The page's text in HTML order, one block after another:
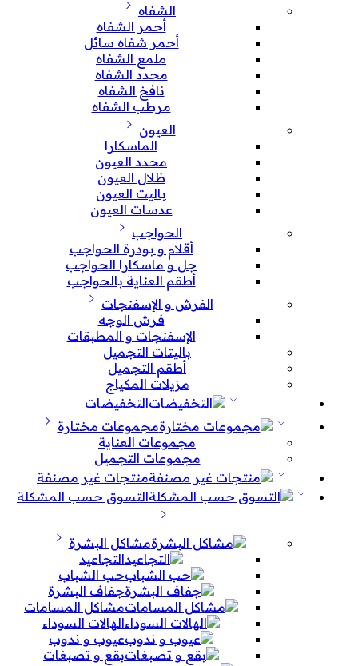
الشفاه
أحمر الشفاه
أحمر شفاه سائل
ملمع الشفاه
محدد الشفاه
نافخ الشفاه
مرطب الشفاه
العيون
الماسكارا
محدد العيون
ظلال العيون
باليت العيون
عدسات العيون
الحواجب
أقلام و بودرة الحواجب
جل و ماسكارا الحواجب
أطقم العناية بالحواجب
الفرش و الإسفنجات
فرش الوجه
الإسفنجات و المطبقات
باليتات التجميل
أطقم التجميل
مزيلات المكياج
التخفيضات
مجموعات مختارة
مجموعات العناية
مجموعات التجميل
منتجات غير مصنفة
التسوق حسب المشكلة
مشاكل البشرة
التجاعيد
حب الشباب
جفاف البشرة
مشاكل المسامات
الهالات السوداء
عيوب و ندوب
بقع و تصبغات